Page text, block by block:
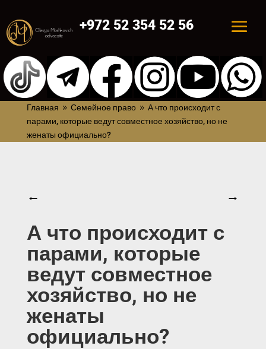
+972 52 354 52 56
Главная 9 Семейное право 9 А что происходит с
парами, которые ведут совместное хозяйство, но не
женаты официально?
← →
А что происходит с
парами, которые
ведут совместное
хозяйство, но не
женаты
официально?